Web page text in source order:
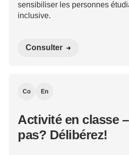
sensibiliser les personnes
inclusive.
Consulter
Co En
Activité en classe
pas? Délibérez!